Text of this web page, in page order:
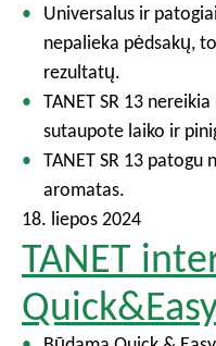
Universalus ir
nepalieka pėdsakų,
rezultatų.
TANET SR 13
sutaupote laiko ir
TANET SR 13
aromatas.
18. liepos 2024
TANET